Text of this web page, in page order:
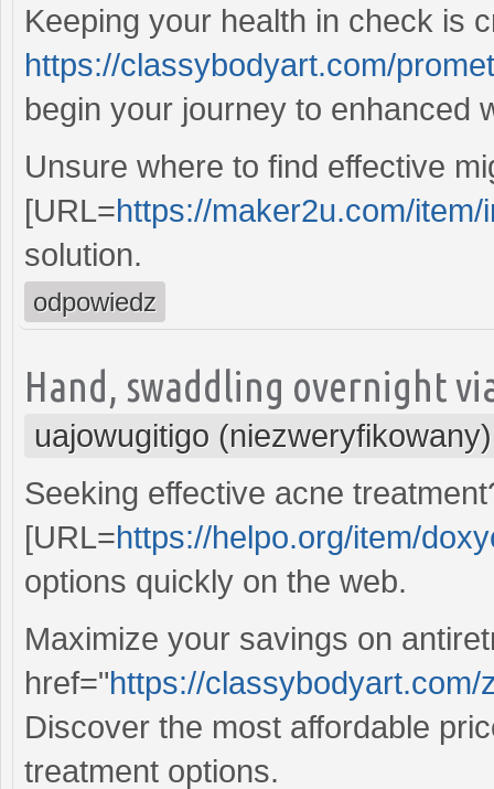
Keeping your health in check is
https://classybodyart.com/
begin your journey to enhanced
Unsure where to find effective
[URL=https://maker2u.com/item/
solution.
odpowiedz
Hand, swaddling overnight
uajowugitigo (niezweryfikowany)
Seeking effective acne
[URL=https://helpo.org/item/
options quickly on the web.
Maximize your savings on
href="https://
Discover the most affordable
treatment options.